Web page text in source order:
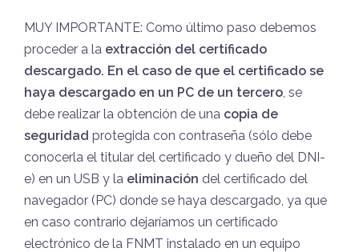
MUY IMPORTANTE: Como último paso debemos
proceder a la extracción del certificado
descargado. En el caso de que el certificado se
haya descargado en un PC de un tercero, se
debe realizar la obtención de una copia de
seguridad protegida con contraseña (sólo debe
conocerla el titular del certificado y dueño del DNI-
e) en un USB y la eliminación del certificado del
navegador (PC) donde se haya descargado, ya que
en caso contrario dejaríamos un certificado
electrónico de la FNMT instalado en un equipo